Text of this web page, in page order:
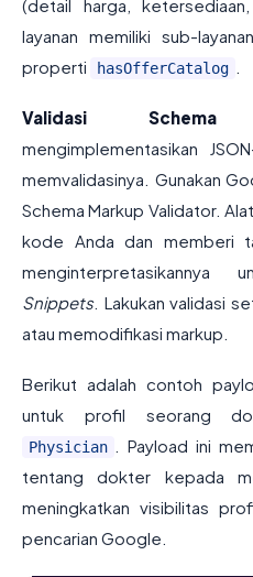
(detail harga,
layanan memiliki sub-
properti
hasOfferCatalog
Validasi Schema
mengimplementasikan
memvalidasinya. Gunakan
Schema Markup Validator.
kode Anda dan memberi
menginterpretasikannya
Snippets. Lakukan validasi
atau memodifikasi markup.
Berikut adalah contoh
untuk profil seorang
Physician
. Payload ini
tentang dokter kepada
meningkatkan visibilitas
pencarian Google.